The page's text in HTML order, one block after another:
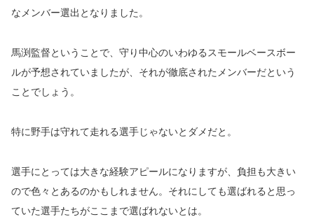
なメンバー選出となりました。
馬渕監督ということで、守り中心のいわゆるスモールベースボー
ルが予想されていましたが、それが徹底されたメンバーだという
ことでしょう。
特に野手は守れて走れる選手じゃないとダメだと。
選手にとっては大きな経験アピールになりますが、負担も大きい
ので色々とあるのかもしれません。それにしても選ばれると思っ
ていた選手たちがここまで選ばれないとは。